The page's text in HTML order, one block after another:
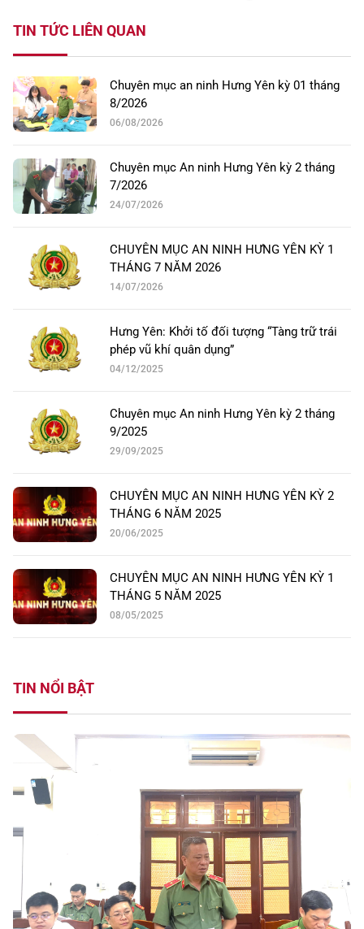
TIN TỨC LIÊN QUAN
Chuyên mục an ninh Hưng Yên kỳ 01 tháng
8/2026
06/08/2026
Chuyên mục An ninh Hưng Yên kỳ 2 tháng
7/2026
24/07/2026
CHUYÊN MỤC AN NINH HƯNG YÊN KỲ 1
THÁNG 7 NĂM 2026
14/07/2026
Hưng Yên: Khởi tố đối tượng “Tàng trữ trái
phép vũ khí quân dụng”
04/12/2025
Chuyên mục An ninh Hưng Yên kỳ 2 tháng
9/2025
29/09/2025
CHUYÊN MỤC AN NINH HƯNG YÊN KỲ 2
THÁNG 6 NĂM 2025
20/06/2025
CHUYÊN MỤC AN NINH HƯNG YÊN KỲ 1
THÁNG 5 NĂM 2025
08/05/2025
TIN NỔI BẬT